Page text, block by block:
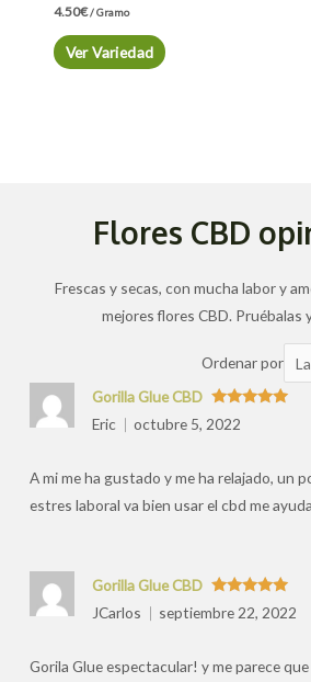
4.50€/ Gramo
Ver Variedad
Flores CBD
Frescas y secas, con mucha labor y
mejores flores CBD. Pruébalas
Ordenar por
las
Valorado
con
Gorilla Glue CBD
Eric
octubre 5, 2022
A mi me ha gustado y me ha relajado, un
estres laboral va bien usar el cbd me ayuda
Valorado
con5de 5
Gorilla Glue CBD
JCarlos
septiembre 22, 2022
Gorila Glue espectacular! y me parece